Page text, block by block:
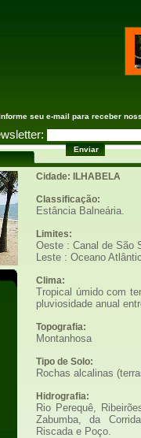
seu e-mail para receber
Cidade: ILHABELA
Classificação:
Estância Balneária.
Limites:
Oeste : Canal de São
Leste : Oceano
Clima:
Tropical úmido com
pluviosidade anual
Topografia:
Montanhosa
Tipo de Solo:
Rochas alcalinas
Hidrografia:
Rio Perequê,
Zabumba, da
Riscada e Poço.